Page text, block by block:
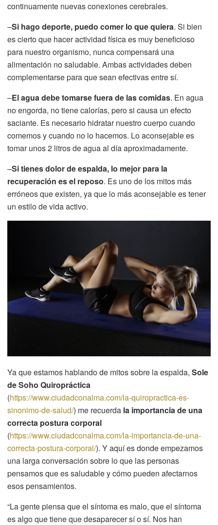
continuamente nuevas conexiones cerebrales.
–Si hago deporte, puedo comer lo que quiera. Si bien
es cierto que hacer actividad física es muy beneficioso
para nuestro organismo, nunca compensará una
alimentación no saludable. Ambas actividades deben
complementarse para que sean efectivas entre sí.
–El agua debe tomarse fuera de las comidas. En agua
no engorda, no tiene calorías, pero si causa un efecto
saciante. Es necesario hidratar nuestro cuerpo cuando
comemos y cuando no lo hacemos. Lo aconsejable es
tomar unos 2 litros de agua al día aproximadamente.
–Si tienes dolor de espalda, lo mejor para la
recuperación es el reposo. Es uno de los mitos más
erróneos que existen, ya que lo más aconsejable es tener
un estilo de vida activo.
Ya que estamos hablando de mitos sobre la espalda, Sole
de Soho Quiropráctica
(https://www.ciudadconalma.com/la-quiropractica-es-
sinonimo-de-salud/) me recuerda la importancia de una
correcta postura corporal
(https://www.ciudadconalma.com/la-importancia-de-una-
correcta-postura-corporal/). Y aquí es donde empezamos
una larga conversación sobre lo que las personas
pensamos que es saludable y cómo pueden afectarnos
esos pensamientos.
“La gente piensa que el síntoma es malo, que el síntoma
es algo que tiene que desaparecer sí o sí. Nos han